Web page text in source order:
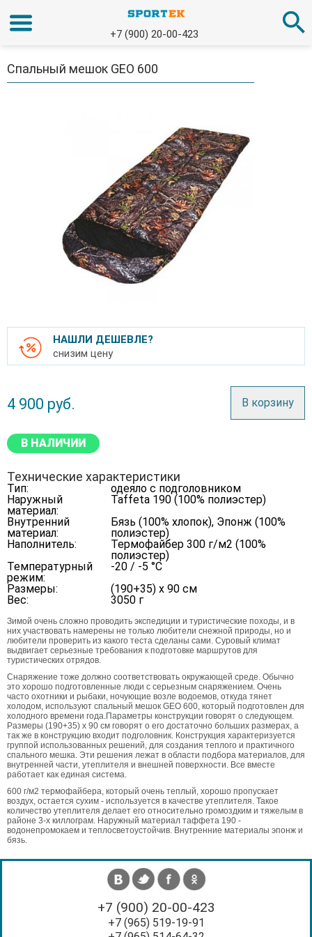
+7 (900) 20-00-423
Спальный мешок GEO 600
НАШЛИ ДЕШЕВЛЕ?
снизим цену
4 900 руб. В корзину
В НАЛИЧИИ
Технические характеристики
Тип:
одеяло с подголовником
Наружный
материал:
Taffeta 190 (100% полиэстер)
Внутренний
материал:
Бязь (100% хлопок), Эпонж (100%
полиэстер)
Наполнитель:
Термофайбер 300 г/м2 (100%
полиэстер)
Температурный
режим:
-20 / -5 °C
Размеры:
(190+35) x 90 см
Вес:
3050 г
Зимой очень сложно проводить экспедиции и туристические походы, и в
них участвовать намерены не только любители снежной природы, но и
любители проверить из какого теста сделаны сами. Суровый климат
выдвигает серьезные требования к подготовке маршрутов для
туристических отрядов.
Снаряжение тоже должно соответствовать окружающей среде. Обычно
это хорошо подготовленные люди с серьезным снаряжением. Очень
часто охотники и рыбаки, ночующие возле водоемов, откуда тянет
холодом, используют спальный мешок GEO 600, который подготовлен для
холодного времени года.Параметры конструкции говорят о следующем.
Размеры (190+35) x 90 см говорят о его достаточно больших размерах, а
так же в конструкцию входит подголовник. Конструкция характеризуется
группой использованных решений, для создания теплого и практичного
спального мешка. Эти решения лежат в области подбора материалов, для
внутренней части, утеплителя и внешней поверхности. Все вместе
работает как единая система.
600 г/м2 термофайбера, который очень теплый, хорошо пропускает
воздух, остается сухим - используется в качестве утеплителя. Такое
количество утеплителя делает его относительно громоздким и тяжелым в
районе 3-х киллограм. Наружный материал таффета 190 -
водонепромокаем и теплосветоустойчив. Внутренние материалы эпонж и
бязь.
+7 (900) 20-00-423
+7 (965) 519-19-91